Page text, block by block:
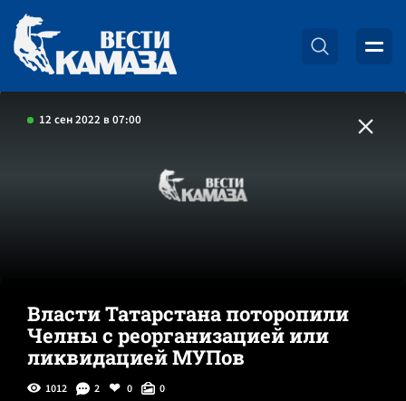
12 сен 2022 в 07:00
Власти Татарстана поторопили
Челны с реорганизацией или
ликвидацией МУПов
1012 2 0 0